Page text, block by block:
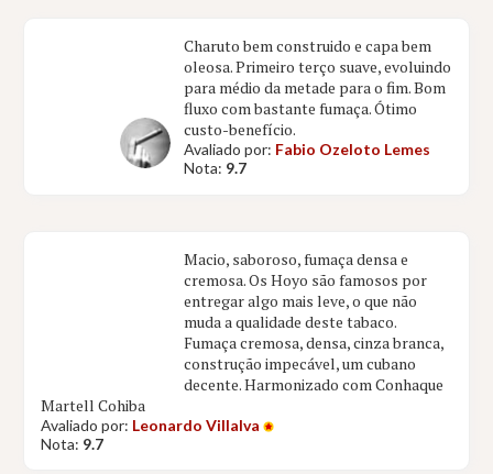
Charuto bem construido e capa bem
oleosa. Primeiro terço suave, evoluindo
para médio da metade para o fim. Bom
fluxo com bastante fumaça. Ótimo
custo-benefício.
Avaliado por: Fabio Ozeloto Lemes
Nota: 9.7
Macio, saboroso, fumaça densa e
cremosa. Os Hoyo são famosos por
entregar algo mais leve, o que não
muda a qualidade deste tabaco.
Fumaça cremosa, densa, cinza branca,
construção impecável, um cubano
decente. Harmonizado com Conhaque
Martell Cohiba
Avaliado por: Leonardo Villalva
Nota: 9.7